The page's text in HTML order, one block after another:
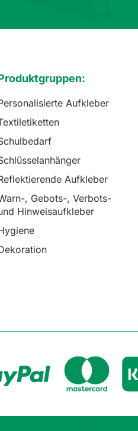
Aufkleber
Aufkleber
, Gebots-, Verbots-
Hinweisaufkleber